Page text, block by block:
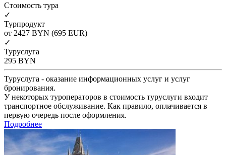
Cтоимость тура
✓
Турпродукт
от 2427 BYN (695 EUR)
✓
Туруслуга
295 BYN
Туруслуга - оказание информационных услуг и услуг
бронирования.
У некоторых туроператоров в стоимость туруслуги входит
транспортное обслуживание. Как правило, оплачивается в
первую очередь после оформления.
Подробнее